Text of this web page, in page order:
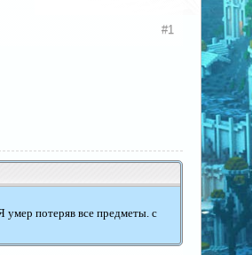
#1
умер потеряв все предметы. с